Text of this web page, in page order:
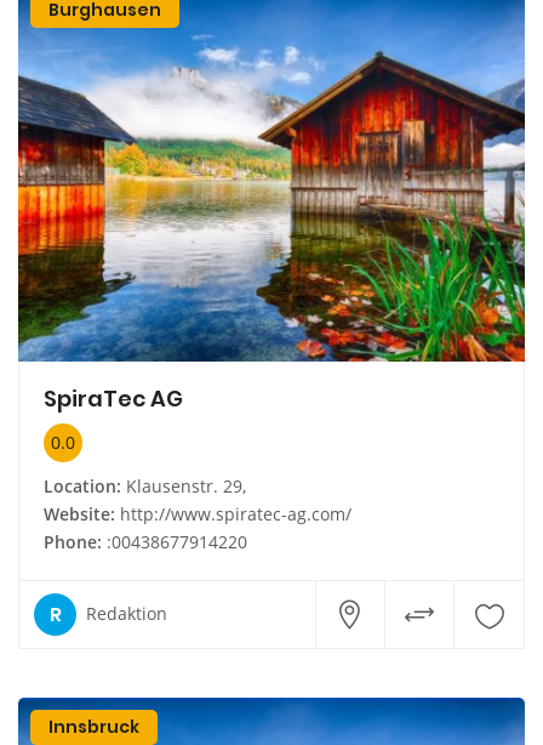
Burghausen
SpiraTec AG
0.0
Location: Klausenstr. 29,
Website: http://www.spiratec-ag.com/
Phone: :00438677914220
R Redaktion
Innsbruck